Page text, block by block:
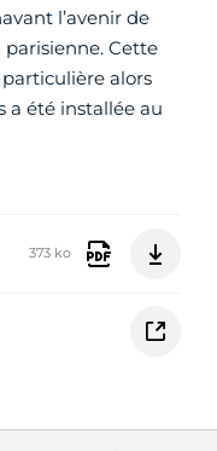
l’avenir de
parisienne. Cette
alors
a été installée au
373 ko